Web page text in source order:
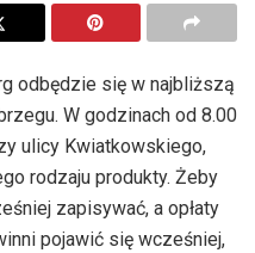
odbędzie się w najbliższą
W godzinach od 8.00
ulicy Kwiatkowskiego,
rodzaju produkty. Żeby
zapisywać, a opłaty
pojawić się wcześniej,